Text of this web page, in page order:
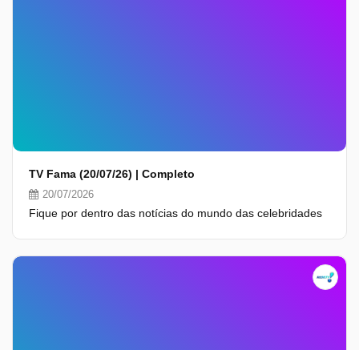
TV Fama (20/07/26) | Completo
20/07/2026
Fique por dentro das notícias do mundo das celebridades